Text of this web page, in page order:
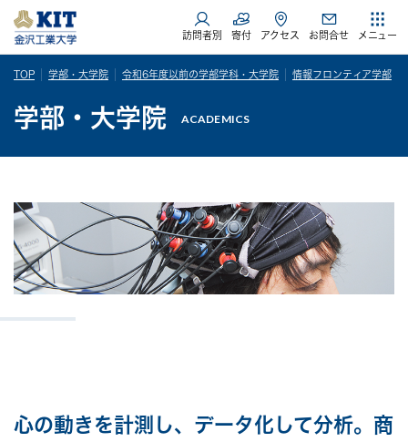
訪問者別 寄付 アクセス お問合せ メニュー
TOP 学部・大学院 令和6年度以前の学部学科・大学院 情報フロンティア学部
学部・大学院 ACADEMICS
心の動きを計測し、データ化して分析。 商